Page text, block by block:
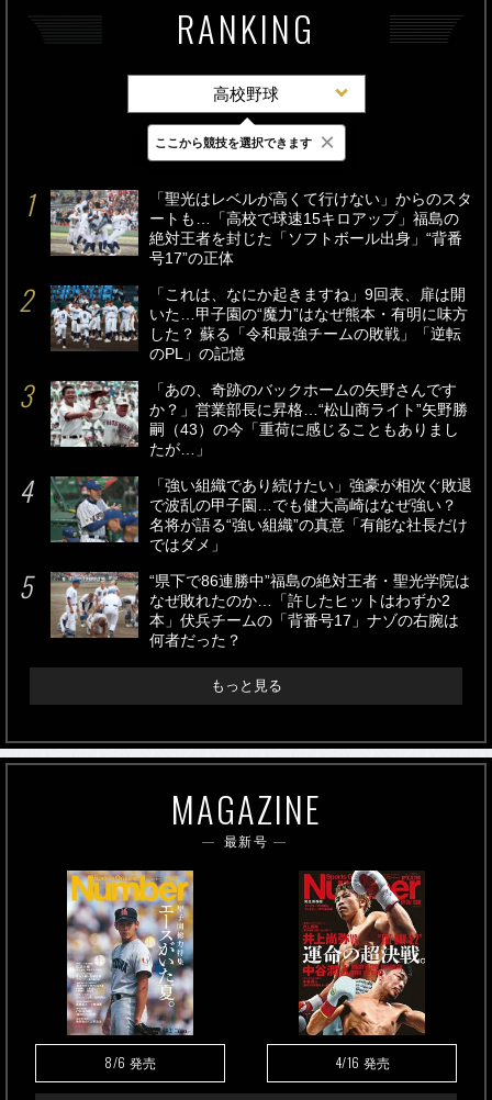
RANKING
高校野球
最新 24時間 週間
「聖光はレベルが高くて行けない」からのスタ
ートも…「高校で球速15キロアップ」福島の
絶対王者を封じた「ソフトボール出身」“背番
号17”の正体
「これは、なにか起きますね」9回表、扉は開
いた…甲子園の“魔力”はなぜ熊本・有明に味方
した？ 蘇る「令和最強チームの敗戦」「逆転
のPL」の記憶
「あの、奇跡のバックホームの矢野さんです
か？」営業部長に昇格…“松山商ライト”矢野勝
嗣（43）の今「重荷に感じることもありまし
たが…」
「強い組織であり続けたい」強豪が相次ぐ敗退
で波乱の甲子園…でも健大高崎はなぜ強い？
名将が語る“強い組織”の真意「有能な社長だけ
ではダメ」
“県下で86連勝中”福島の絶対王者・聖光学院は
なぜ敗れたのか…「許したヒットはわずか2
本」伏兵チームの「背番号17」ナゾの右腕は
何者だった？
もっと見る
MAGAZINE
最新号
8/6 発売 4/16 発売
ここから競技を選択できます ×